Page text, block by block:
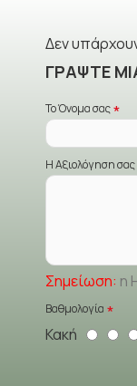
Δεν
ΓΡΆΨΤΕ
Το Όνομα σας
Η Αξιολόγηση σας
Σημείωση: η
Βαθμολογία
Κακή